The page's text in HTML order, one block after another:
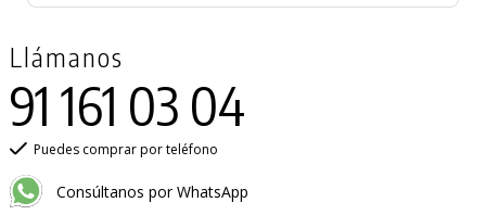
Llámanos
91 161 03 04
Puedes comprar por teléfono
Consúltanos por WhatsApp